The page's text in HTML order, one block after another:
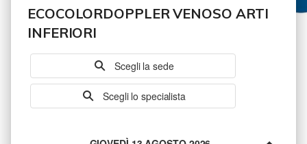
ECOCOLORDOPPLER VENOSO ARTI
INFERIORI
Scegli la sede
Scegli lo specialista